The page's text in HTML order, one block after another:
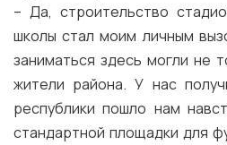
– Да, строительство
школы стал моим личным
заниматься здесь могли не
жители района. У нас
республики пошло нам
стандартной площадки для